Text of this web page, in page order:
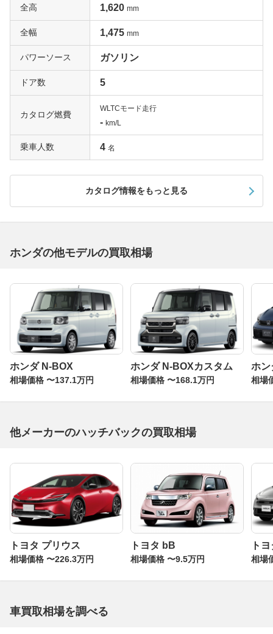
全高 1,620 mm
全幅 1,475 mm
パワーソース ガソリン
ドア数 5
カタログ燃費
WLTCモード走行
- km/L
乗車人数 4 名
カタログ情報をもっと見る
ホンダの他モデルの買取相場
ホンダ N-BOX
相場価格 〜137.1万円
ホンダ N-BOXカスタム
相場価格 〜168.1万円
ホン
相場
他メーカーのハッチバックの買取相場
トヨタ プリウス
相場価格 〜226.3万円
トヨタ bB
相場価格 〜9.5万円
ト
相場
車買取相場を調べる